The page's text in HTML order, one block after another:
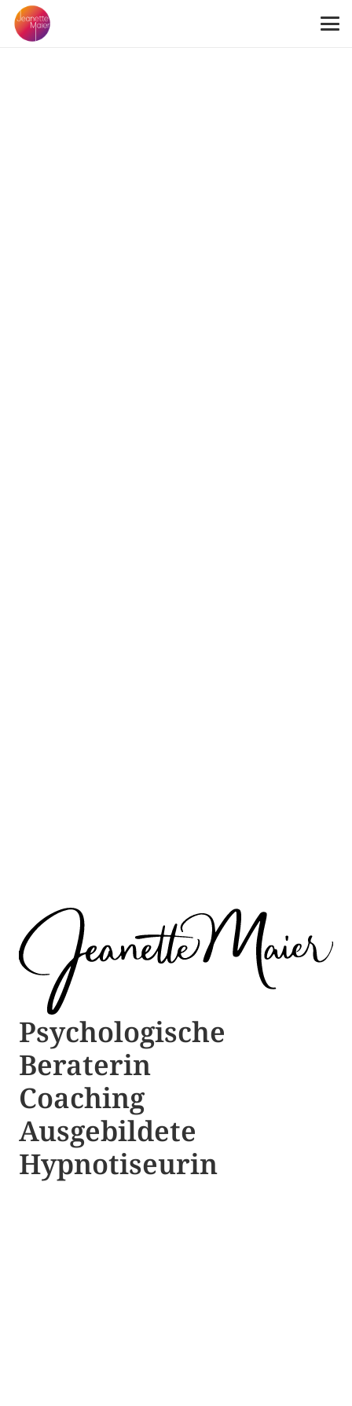
Psychologische ​​
Beraterin
Coaching
Ausgebildete​ ​
Hypnotiseurin